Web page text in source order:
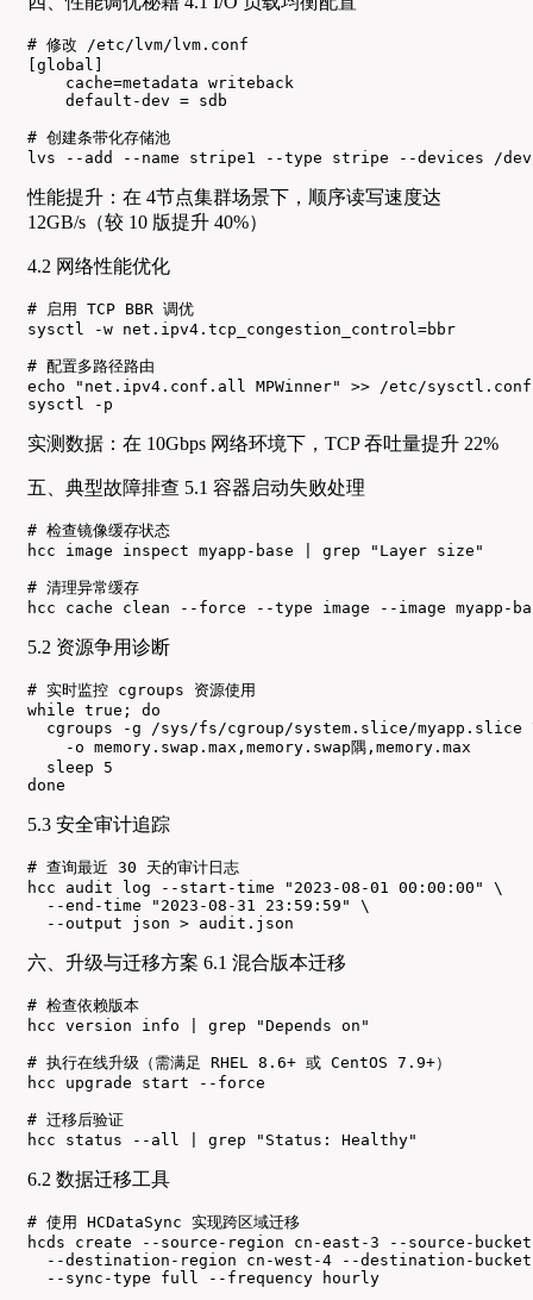
# 修改 /etc/lvm/lvm.conf
[global]
    cache=metadata writeback
    default-dev = sdb
# 创建条带化存储池
lvs --add --name stripe1 --type stripe --devices /
性能提升：在 4节点集群场景下，顺序读写速度达
12GB/s（较 10 版提升 40%）
4.2 网络性能优化
# 启用 TCP BBR 调优
sysctl -w net.ipv4.tcp_congestion_control=bbr
# 配置多路径路由
echo "net.ipv4.conf.all MPWinner" >> /etc/sysctl.conf
sysctl -p
实测数据：在 10Gbps 网络环境下，TCP 吞吐量提升 22%
五、典型故障排查 5.1 容器启动失败处理
# 检查镜像缓存状态
hcc image inspect myapp-base | grep "Layer size"
# 清理异常缓存
hcc cache clean --force --type image --image myapp-
5.2 资源争用诊断
# 实时监控 cgroups 资源使用
while true; do
cgroups -g /sys/fs/cgroup/system.slice/myapp.slice
    -o memory.swap.max,memory.swap隅,memory.max
  sleep 5
done
5.3 安全审计追踪
# 查询最近 30 天的审计日志
hcc audit log --start-time "2023-08-01 00:00:00" \
  --end-time "2023-08-31 23:59:59" \
  --output json > audit.json
六、升级与迁移方案 6.1 混合版本迁移
# 检查依赖版本
hcc version info | grep "Depends on"
# 执行在线升级（需满足 RHEL 8.6+ 或 CentOS 7.9+）
hcc upgrade start --force
# 迁移后验证
hcc status --all | grep "Status: Healthy"
6.2 数据迁移工具
# 使用 HCDataSync 实现跨区域迁移
hcds create --source-region cn-east-3 --source-
--destination-region cn-west-4 --destination-
  --sync-type full --frequency hourly